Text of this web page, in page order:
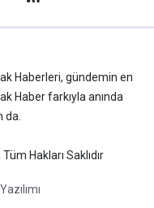
Haberleri, gündemin en
Haber farkıyla anında
da.
Hakları Saklıdır